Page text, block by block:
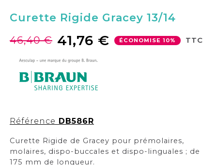
Curette Rigide Gracey 13/14
46,40 € 41,76 € ÉCONOMISE 10% TTC
Référence DB586R
Curette Rigide de Gracey pour prémolaires,
molaires, dispo-buccales et dispo-linguales ; de
175 mm de longueur.